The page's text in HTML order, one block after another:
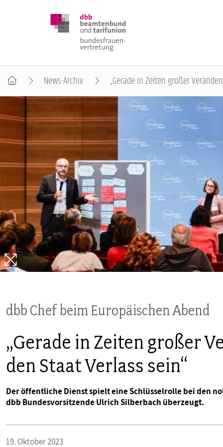
DBB FRAUEN
BUNDESTAGSWAHL 2025
POSITIONEN
SCHWERPUNKTTHEMEN
PUBLIKATIONEN
TERMINE & VERANSTALTUNGEN
MITGLIEDSCHAFT & SERVICE
News-Archiv „Gerade in Zeiten großer
dbb Chef beim Europäischen Abend
„Gerade in Zeiten großer
den Staat Verlass sein“
Der öffentliche Dienst spielt eine Schlüsselrolle bei den
dbb Bundesvorsitzende Ulrich Silberbach überzeugt.
19. Oktober 2023